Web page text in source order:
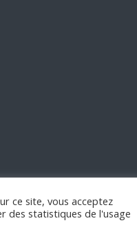
ce site, vous acceptez
des statistiques de l'usage